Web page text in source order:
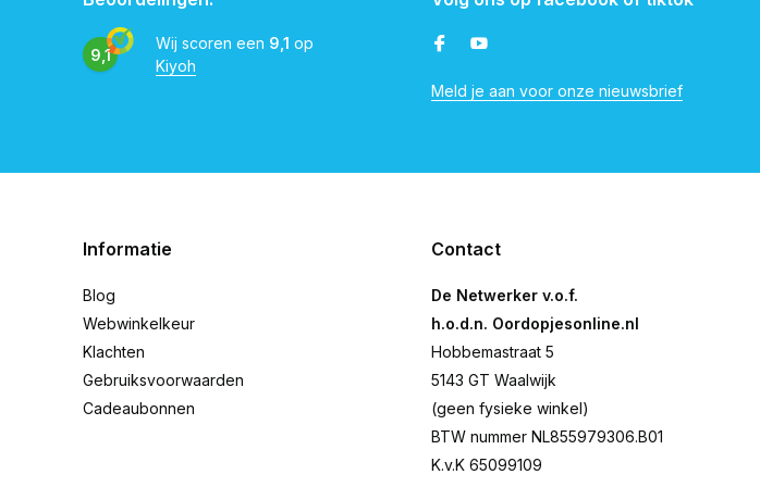
9,1
Wij scoren een 9,1 op
Kiyoh
Meld je aan voor onze nieuwsbrief
Informatie
Blog
Webwinkelkeur
Klachten
Gebruiksvoorwaarden
Cadeaubonnen
Contact
De Netwerker v.o.f.
h.o.d.n. Oordopjesonline.nl
Hobbemastraat 5
5143 GT Waalwijk
(geen fysieke winkel)
BTW nummer NL855979306.B01
K.v.K 65099109